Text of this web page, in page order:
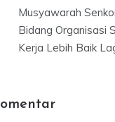
Musyawarah
Bidang Organisasi
Kerja Lebih Baik